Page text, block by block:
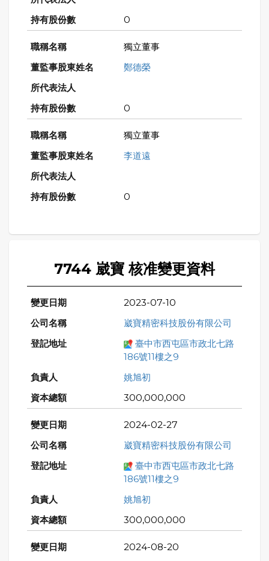
0
獨立董事
鄭德榮
0
獨立董事
李道遠
0
7744 崴寶 核准變更資料
2023-07-10
崴寶精密科技股份有限公司
臺中市西屯區市政北七路
186號11樓之9
姚旭初
300,000,000
2024-02-27
崴寶精密科技股份有限公司
臺中市西屯區市政北七路
186號11樓之9
姚旭初
300,000,000
2024-08-20